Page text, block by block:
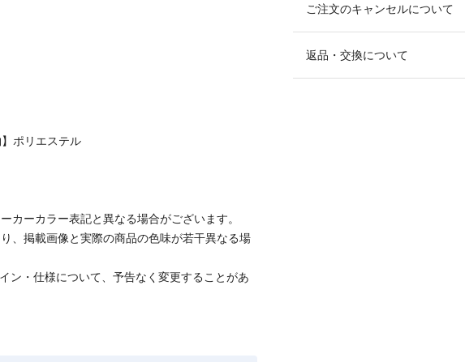
ご注文のキャンセルについて
返品・交換について
ポリエステル
ーカラー表記と異なる場合がございます。
、掲載画像と実際の商品の色味が若干異なる場
ン・仕様について、予告なく変更することがあ